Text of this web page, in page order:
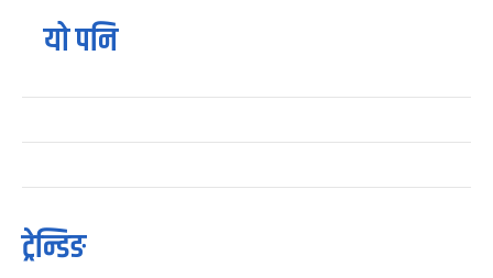
यो पनि
ट्रेन्डिङ